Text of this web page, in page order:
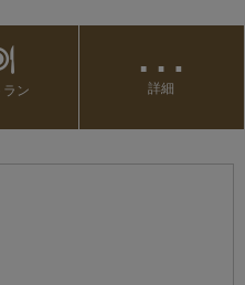
ラン
…
詳細